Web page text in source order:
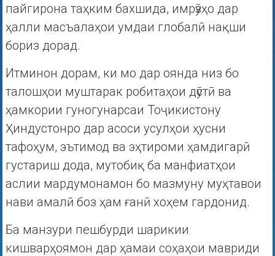
пайгирона таҳким бахшида, имрӯзҳо дар
ҳалли масъалаҳои умдаи глобалӣ нақши
бориз дорад.
Итминон дорам, ки мо дар оянда низ бо
талошҳои муштарак робитаҳои дӯстӣ ва
ҳамкории гуногунарсаи Тоҷикистону
Ҳиндустонро дар асоси усулҳои ҳусни
тафоҳум, эътимод ва эҳтироми ҳамдигарӣ
густариш дода, мутобиқ ба манфиатҳои
аслии мардумонамон бо мазмуну муҳтавои
нави амалӣ боз ҳам ғанӣ хоҳем гардонид.
Ба манзури пешбурди шарикии
кишварҳоямон дар ҳамаи соҳаҳои мавриди